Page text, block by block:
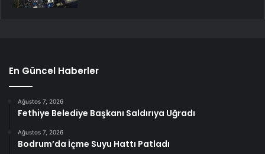
En Güncel Haberler
Ağustos 7, 2026
Fethiye Belediye Başkanı Saldırıya Uğradı
Ağustos 7, 2026
Bodrum’da İçme Suyu Hattı Patladı